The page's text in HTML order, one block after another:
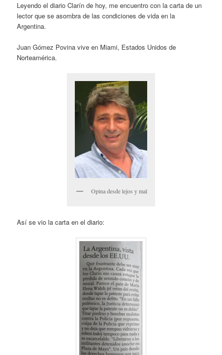
Leyendo el diario Clarín de hoy, me encuentro con la carta de un
lector que se asombra de las condiciones de vida en la
Argentina.
Juan Gómez Povina vive en Miami, Estados Unidos de
Norteamérica.
Opina desde lejos y mal
Así se vio la carta en el diario: